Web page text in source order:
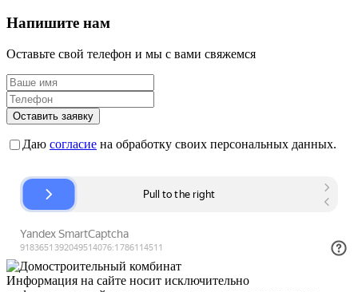
Напишите нам
Оставьте свой телефон и мы с вами свяжемся
Оставить заявку
Даю согласие на обработку своих персональных данных.
Информация на сайте носит исключительно